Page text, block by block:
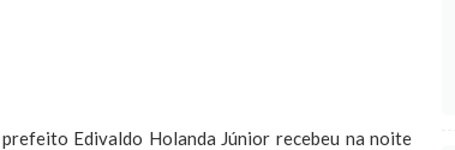
Edivaldo Holanda Júnior recebeu na noite